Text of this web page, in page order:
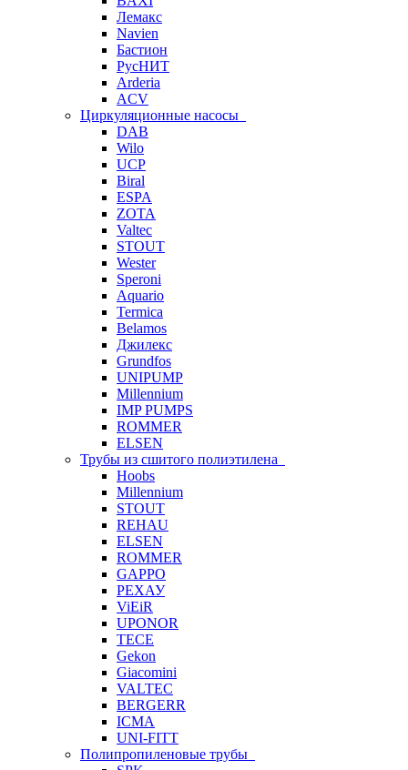
Лемакс
Navien
Бастион
РусНИТ
Arderia
ACV
Циркуляционные насосы
DAB
Wilo
UCP
Biral
ESPA
ZOTA
Valtec
STOUT
Wester
Speroni
Aquario
Termica
Belamos
Джилекс
Grundfos
UNIPUMP
Millennium
IMP PUMPS
ROMMER
ELSEN
Трубы из сшитого полиэтилена
Hoobs
Millennium
STOUT
REHAU
ELSEN
ROMMER
GAPPO
РЕХАУ
ViEiR
UPONOR
TECE
Gekon
Giacomini
VALTEC
BERGERR
ICMA
UNI-FITT
Полипропиленовые трубы